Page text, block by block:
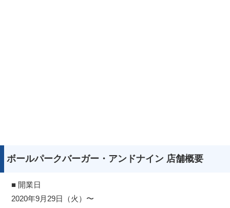
ボールパークバーガー・アンドナイン 店舗概要
■ 開業日
2020年9月29日（火）〜